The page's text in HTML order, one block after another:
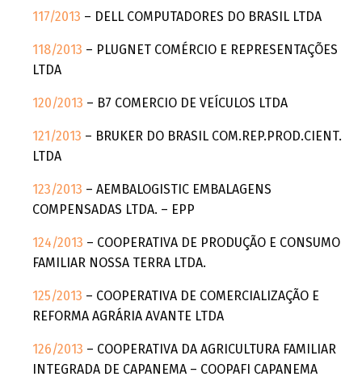
117/2013 – DELL COMPUTADORES DO BRASIL LTDA
118/2013 – PLUGNET COMÉRCIO E REPRESENTAÇÕES
LTDA
120/2013 – B7 COMERCIO DE VEÍCULOS LTDA
121/2013 – BRUKER DO BRASIL COM.REP.PROD.CIENT.
LTDA
123/2013 – AEMBALOGISTIC EMBALAGENS
COMPENSADAS LTDA. – EPP
124/2013 – COOPERATIVA DE PRODUÇÃO E CONSUMO
FAMILIAR NOSSA TERRA LTDA.
125/2013 – COOPERATIVA DE COMERCIALIZAÇÃO E
REFORMA AGRÁRIA AVANTE LTDA
126/2013 – COOPERATIVA DA AGRICULTURA FAMILIAR
INTEGRADA DE CAPANEMA – COOPAFI CAPANEMA